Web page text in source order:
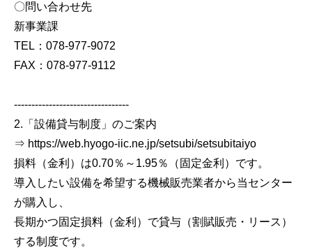
〇問い合わせ先
新事業課
TEL：078-977-9072
FAX：078-977-9112
---------------------------------
2.「設備貸与制度」のご案内
⇒ https://web.hyogo-iic.ne.jp/setsubi/setsubitaiyo
損料（金利）は0.70％～1.95％（固定金利）です。
導入したい設備を希望する機械販売業者から当センター
が購入し、
長期かつ固定損料（金利）で貸与（割賦販売・リース）
する制度です。